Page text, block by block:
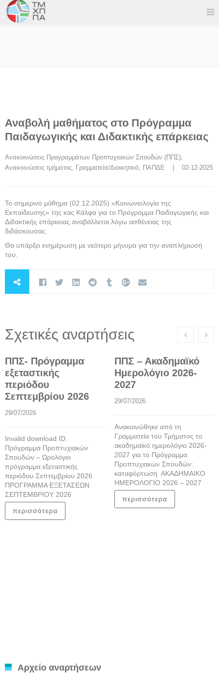
Αναβολή μαθήματος στο Πρόγραμμα
Παιδαγωγικής και Διδακτικής επάρκειας
Ανακοινώσεις Προγραμμάτων Προπτυχιακών Σπουδών (ΠΠΣ)
Ανακοινώσεις τμήματος, Γραμματεία/Διοικητικά, ΠΑΠΔΕ
    |    02-12-2025
Το σημερινό μάθημα (02.12.2025) «Κοινωνιολογία της
Εκπαίδευσης» της κας Κάλφα για το Πρόγραμμα Παιδαγωγικής και
Διδακτικής επάρκειας αναβάλλεται λόγω ασθένειας της
διδάσκουσας.
Θα υπάρξει ενημέρωση με νεότερο μήνυμα για την αναπλήρωσή
του.
Σχετικές αναρτήσεις
ΠΠΣ- Πρόγραμμα
εξεταστικής
περιόδου
Σεπτεμβρίου 2026
29/07/2026
Invalid download ID.
Πρόγραμμα Προπτυχιακών
Σπουδών – Ωρολόγιο
πρόγραμμα εξεταστικής
περιόδου Σεπτεμβρίου 2026
ΠΡΟΓΡΑΜΜΑ ΕΞΕΤΑΣΕΩΝ
ΣΕΠΤΕΜΒΡΙΟΥ 2026
περισσότερα
ΠΠΣ – Ακαδημαϊκό
Ημερολόγιο 2026-
2027
29/07/2026
Ανακοινώθηκε από τη
Γραμματεία του Τμήματος το
ακαδημαϊκό ημερολόγιο 2026-
2027 για το Πρόγραμμα
Προπτυχιακών Σπουδών:
καταφόρτωση ΑΚΑΔΗΜΑΙΚΟ
ΗΜΕΡΟΛΟΓΙΟ 2026 – 2027
περισσότερα
Αρχείο αναρτήσεων